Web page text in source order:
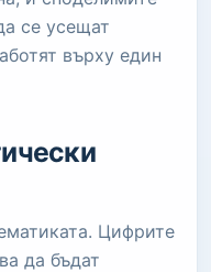
се усещат
върху един
Цифрите
да бъдат